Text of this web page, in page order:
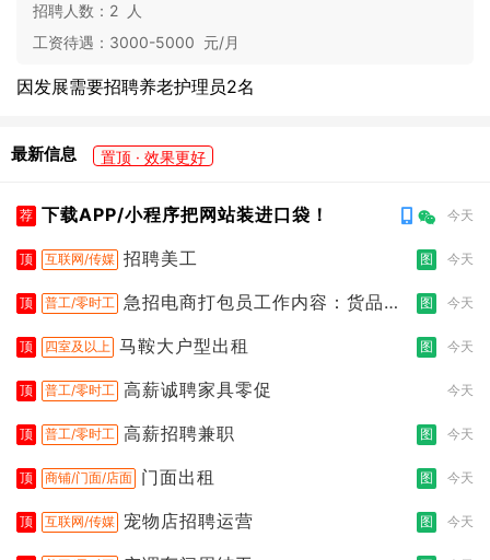
招聘人数： 2 人
工资待遇： 3000-5000 元/月
因发展需要招聘养老护理员2名
最新信息 置顶 · 效果更好
荐 下载APP/小程序把网站装进口袋！ 今天
顶 互联网/传媒 招聘美工 图 今天
顶 普工/零时工 急招电商打包员工作内容：货品分
图 今天
顶 四室及以上 马鞍大户型出租 图 今天
顶 普工/零时工 高薪诚聘家具零促 今天
顶 普工/零时工 高薪招聘兼职 图 今天
顶 商铺/门面/店面 门面出租 图 今天
顶 互联网/传媒 宠物店招聘运营 图 今天